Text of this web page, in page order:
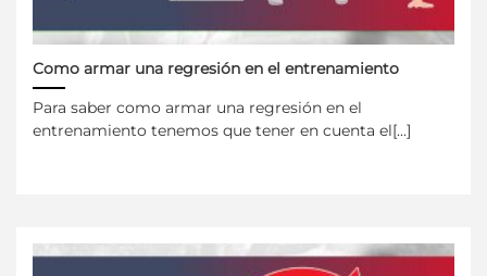
Como armar una regresión en el entrenamiento
Para saber como armar una regresión en el
entrenamiento tenemos que tener en cuenta el[...]